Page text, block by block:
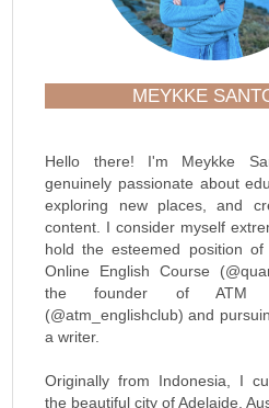
MEYKKE
Hello there! I'm Meykke
genuinely passionate about
exploring new places, and
content. I consider myself
hold the esteemed position
Online English Course
the founder of ATM
(@atm_englishclub) and
a writer.
Originally from Indonesia, I
the beautiful city of Adelaide,